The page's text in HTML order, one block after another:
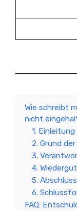
Wie schreibt
nicht
1. Einleitung
2. Grund
3.
4.
5. Abschluss
6.
FAQ: